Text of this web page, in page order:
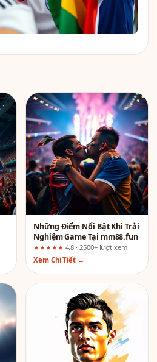
Những Điểm Nổi Bật Khi Trải
Nghiệm Game Tại mm88.fun
★★★★★ 4.8 · 2500+ lượt xem
Xem Chi Tiết →